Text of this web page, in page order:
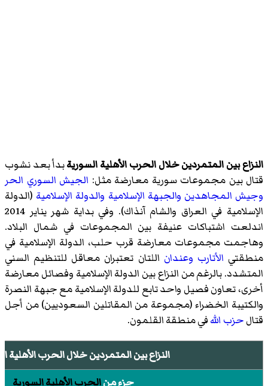
النزاع بين المتمردين خلال الحرب الأهلية السوريةبدأ بعد نشوب
قتال بين مجموعات سورية معارضة مثل: الجيش السوري الحر
وجيش المجاهدين والجبهة الإسلامية والدولة الإسلامية (الدولة
الإسلامية في العراق والشام آنذاك). وفي بداية شهر يناير 2014
اندلعت اشتباكات عنيفة بين المجموعات في شمال البلاد.
وهاجمت مجموعات معارضة قرب حلب، الدولة الإسلامية في
منطقتي الأتارب وعندان اللتان تعتبران معاقل للتنظيم السني
المتشدد. بالرغم من النزاع بين الدولة الإسلامية وفصائل معارضة
أخرى، تعاون فصيل واحد تابع للدولة الإسلامية مع جبهة النصرة
والكتيبة الخضراء (مجموعة من المقاتلين السعوديين) من أجل
قتالحزب اللهفي منطقة القلمون.
النزاع بين المتمردين خلال الحرب الأهلية
جزء منالحرب الأهلية السورية